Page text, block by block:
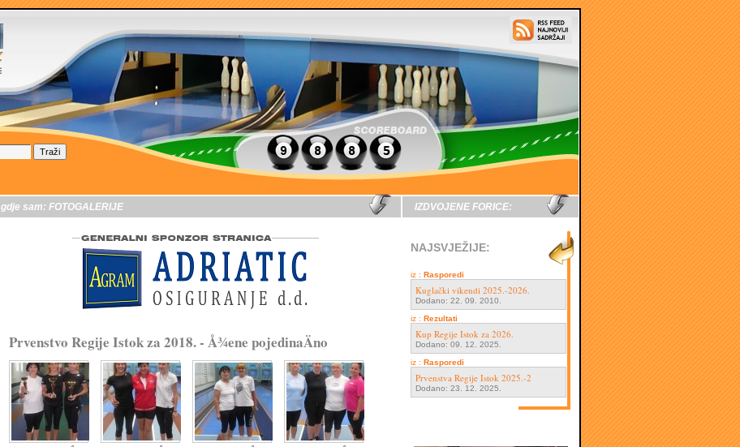
gdje sam: FOTOGALERIJE
Prvenstvo Regije Istok za 2018. - Å¾ene pojedinaÄno
IZDVOJENE FORICE:
NAJSVJEŽIJE:
iz : Rasporedi
Kuglački vikendi 2025.-2026.
Dodano: 22. 09. 2010.
iz : Rezultati
Kup Regije Istok za 2026.
Dodano: 09. 12. 2025.
iz : Rasporedi
Prvenstva Regije Istok 2025.-2
Dodano: 23. 12. 2025.